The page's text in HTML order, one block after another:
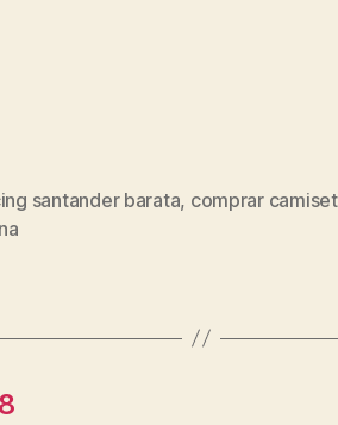
santander barata, comprar